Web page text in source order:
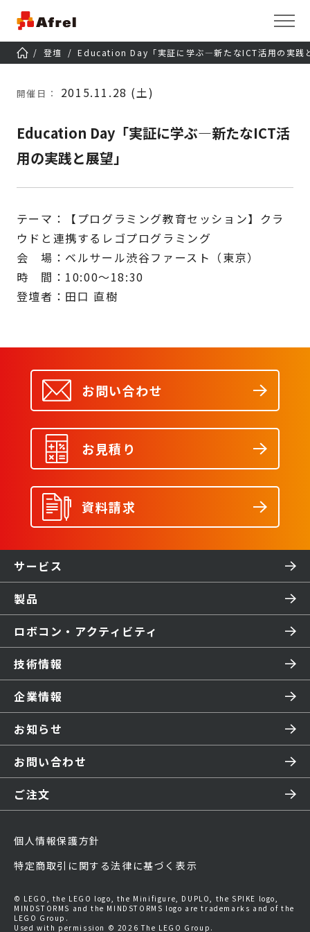
登壇 Education Day「実証に学ぶ―新たなICT活用の実践
開催日： 2015.11.28 (土)
Education Day「実証に学ぶ―新たなICT活
用の実践と展望」
テーマ：【プログラミング教育セッション】クラ
ウドと連携するレゴプログラミング
会 場：ベルサール渋谷ファースト（東京）
時 間：10:00～18:30
登壇者：田口 直樹
お問い合わせ
お見積り
資料請求
サービス
製品
ロボコン・アクティビティ
技術情報
企業情報
お知らせ
お問い合わせ
ご注文
個人情報保護方針
特定商取引に関する法律に基づく表示
© LEGO, the LEGO logo, the Minifigure, DUPLO, the SPIKE logo,
MINDSTORMS and the MINDSTORMS logo are trademarks and of the
LEGO Group.
Used with permission © 2026 The LEGO Group.